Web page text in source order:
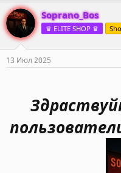
о
р
т
е
м
ы
н
а
ч
а
Soprano_Bos
♛ ELITE SHOP ♛
13 Июл 2025